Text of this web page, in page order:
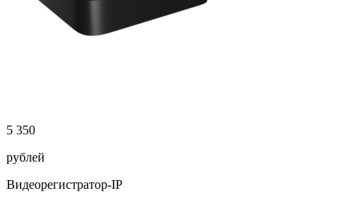
5 350
рублей
Видеорегистратор-IP